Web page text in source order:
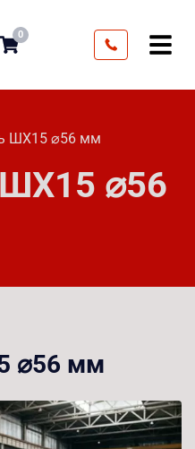
0
ШХ15 ⌀56 мм
ШХ15 ⌀56
⌀56 мм